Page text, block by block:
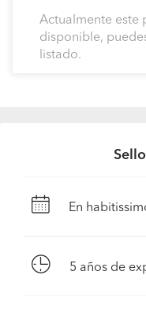
Actualmente este
disponible,
listado.
En
5 años de